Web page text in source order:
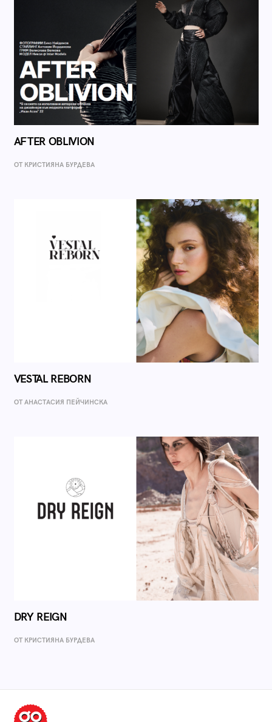
AFTER OBLIVION
ОТ КРИСТИЯНА БУРДЕВА
VESTAL REBORN
ОТ AНАСТАСИЯ ПЕЙЧИНСКА
DRY REIGN
ОТ КРИСТИЯНА БУРДЕВА